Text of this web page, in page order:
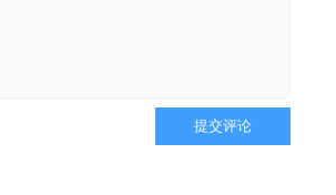
提交评论